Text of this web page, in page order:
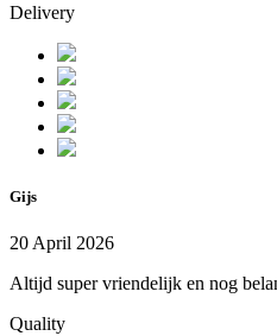
Delivery
Gijs
20 April 2026
Altijd super vriendelijk en nog
Quality